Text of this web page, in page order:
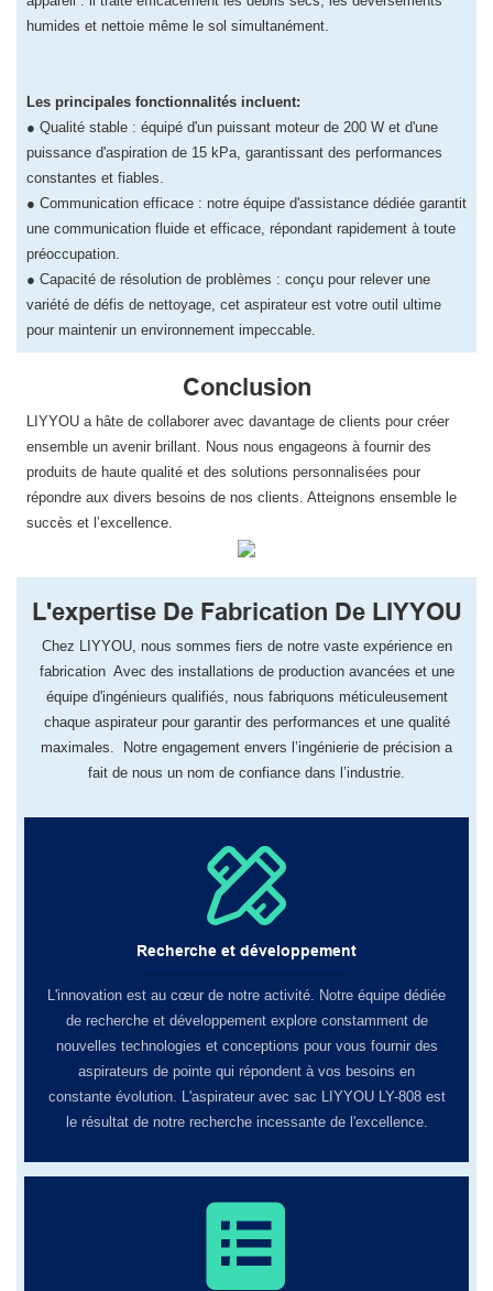
humides et nettoie même le sol simultanément.
Les principales fonctionnalités incluent:
● Qualité stable : équipé d'un puissant moteur de 200 W et d'une
puissance d'aspiration de 15 kPa, garantissant des performances
constantes et fiables.
● Communication efficace : notre équipe d'assistance dédiée garantit
une communication fluide et efficace, répondant rapidement à toute
préoccupation.
● Capacité de résolution de problèmes : conçu pour relever une
variété de défis de nettoyage, cet aspirateur est votre outil ultime
pour maintenir un environnement impeccable.
Conclusion
LIYYOU a hâte de collaborer avec davantage de clients pour créer
ensemble un avenir brillant. Nous nous engageons à fournir des
produits de haute qualité et des solutions personnalisées pour
répondre aux divers besoins de nos clients. Atteignons ensemble le
succès et l’excellence.
L'expertise De Fabrication De LIYYOU
Chez LIYYOU, ​​nous sommes fiers de notre vaste expérience en
fabrication Avec des installations de production avancées et une
équipe d'ingénieurs qualifiés, nous fabriquons méticuleusement
chaque aspirateur pour garantir des performances et une qualité
maximales. Notre engagement envers l’ingénierie de précision a
fait de nous un nom de confiance dans l’industrie.
Recherche et développement
L'innovation est au cœur de notre activité. Notre équipe dédiée
de recherche et développement explore constamment de
nouvelles technologies et conceptions pour vous fournir des
aspirateurs de pointe qui répondent à vos besoins en
constante évolution. L'aspirateur avec sac LIYYOU LY-808 est
le résultat de notre recherche incessante de l'excellence.